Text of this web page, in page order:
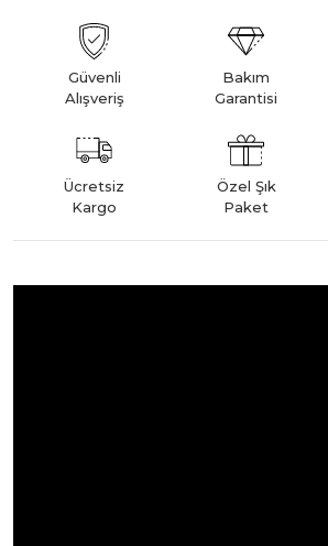
Güvenli
Alışveriş
Bakım
Garantisi
Ücretsiz
Kargo
Özel Şık
Paket